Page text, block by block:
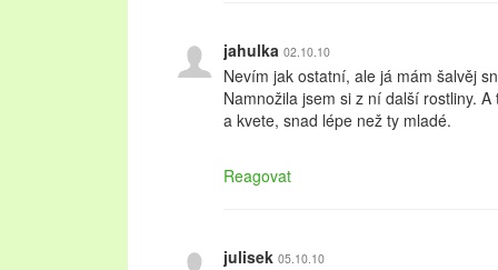
jahulka 02.10.10
Nevím jak ostatní, ale já mám šalvěj
Namnožila jsem si z ní další rostliny.
a kvete, snad lépe než ty mladé.
Reagovat
julisek 05.10.10